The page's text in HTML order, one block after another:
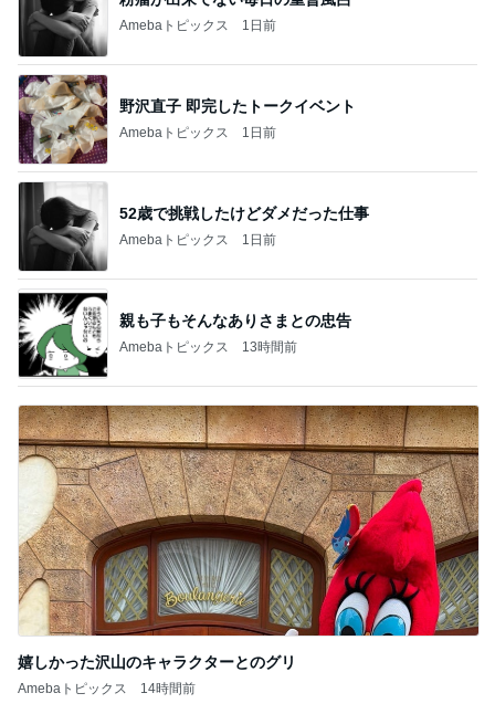
Amebaトピックス 1日前
野沢直子 即完したトークイベント
Amebaトピックス 1日前
52歳で挑戦したけどダメだった仕事
Amebaトピックス 1日前
親も子もそんなありさまとの忠告
Amebaトピックス 13時間前
嬉しかった沢山のキャラクターとのグリ
Amebaトピックス 14時間前